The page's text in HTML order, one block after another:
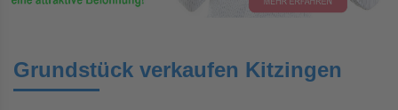
Grundstück verkaufen Kitzingen